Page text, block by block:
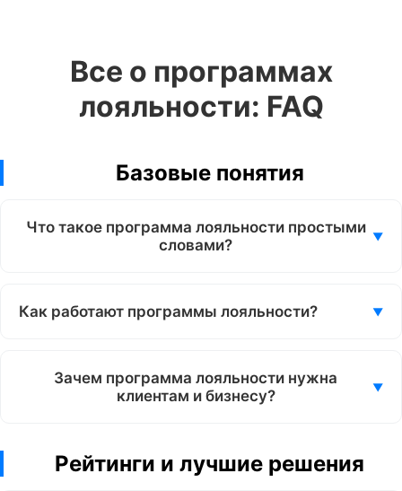
Все о программах
лояльности: FAQ
Базовые понятия
Что такое программа лояльности простыми
словами?
Как работают программы лояльности?
Зачем программа лояльности нужна
клиентам и бизнесу?
Рейтинги и лучшие решения